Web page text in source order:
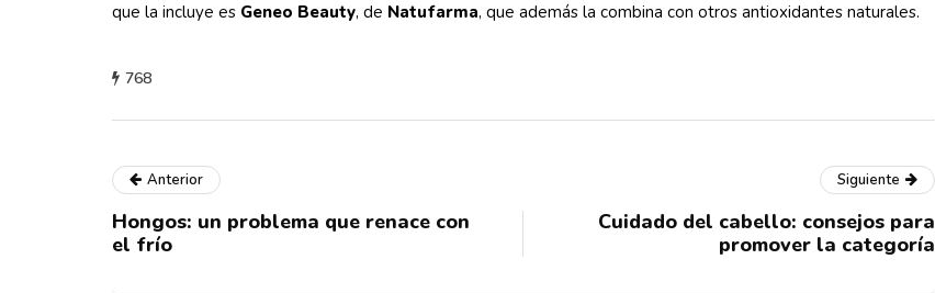
que la incluye es Geneo Beauty, de Natufarma, que además la combina con otros antioxidantes naturales.
768
Anterior
Hongos: un problema que renace con
el frío
Siguiente
Cuidado del cabello: consejos para
promover la categoría